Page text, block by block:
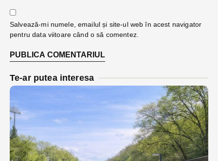
Salvează-mi numele, emailul și site-ul web în acest navigator
pentru data viitoare când o să comentez.
Te-ar putea interesa